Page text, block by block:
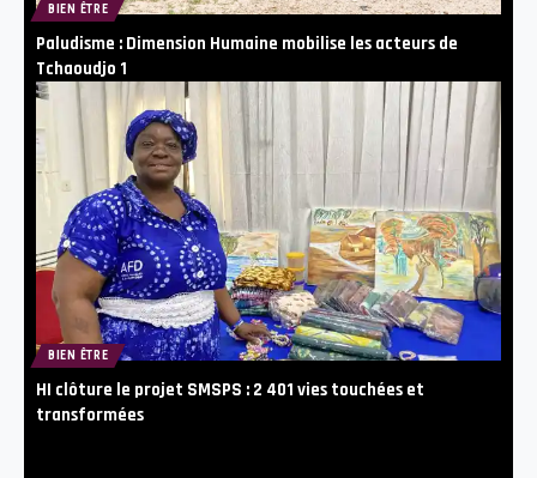
BIEN ÊTRE
Paludisme : Dimension Humaine mobilise les acteurs de
Tchaoudjo 1
BIEN ÊTRE
HI clôture le projet SMSPS : 2 401 vies touchées et
transformées